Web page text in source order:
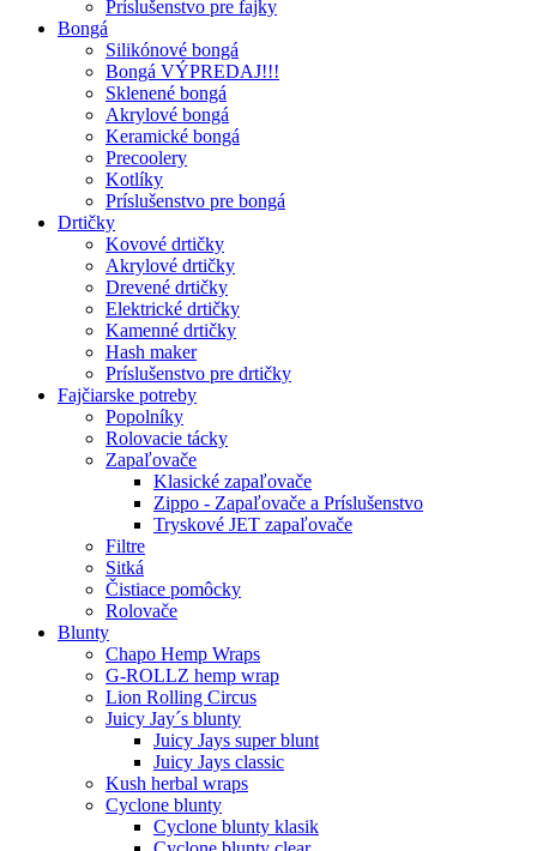
Príslušenstvo pre fajky
Bongá
Silikónové bongá
Bongá VÝPREDAJ!!!
Sklenené bongá
Akrylové bongá
Keramické bongá
Precoolery
Kotlíky
Príslušenstvo pre bongá
Drtičky
Kovové drtičky
Akrylové drtičky
Drevené drtičky
Elektrické drtičky
Kamenné drtičky
Hash maker
Príslušenstvo pre drtičky
Fajčiarske potreby
Popolníky
Rolovacie tácky
Zapaľovače
Klasické zapaľovače
Zippo - Zapaľovače a Príslušenstvo
Tryskové JET zapaľovače
Filtre
Sitká
Čistiace pomôcky
Rolovače
Blunty
Chapo Hemp Wraps
G-ROLLZ hemp wrap
Lion Rolling Circus
Juicy Jay´s blunty
Juicy Jays super blunt
Juicy Jays classic
Kush herbal wraps
Cyclone blunty
Cyclone blunty klasik